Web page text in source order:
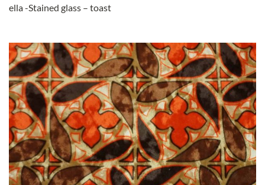
ella -Stained glass – toast